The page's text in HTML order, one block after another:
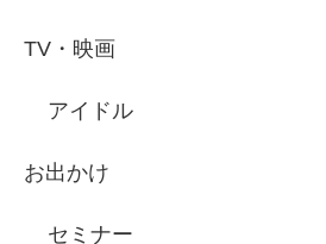
TV・映画
アイドル
お出かけ
セミナー